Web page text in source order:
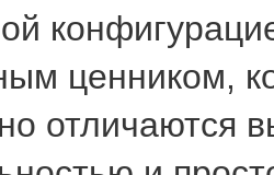
ценником,
отличаются